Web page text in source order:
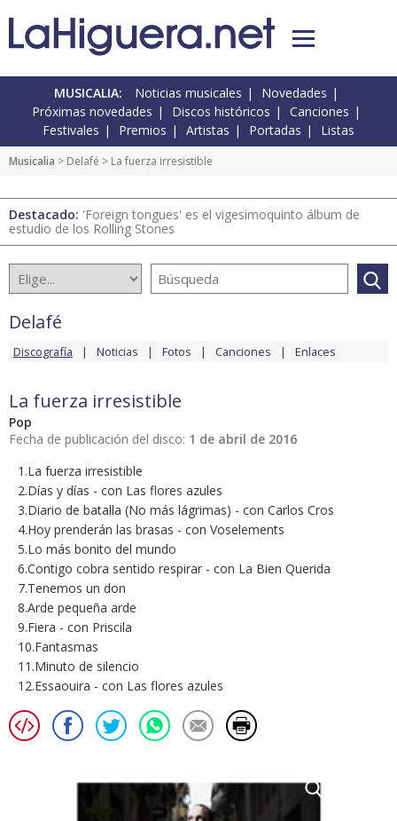
MUSICALIA: Noticias musicales
Novedades
Próximas novedades
Discos históricos
Canciones
Festivales
Premios Artistas Portadas Listas
Musicalia > Delafé > La fuerza irresistible
Destacado: 'Foreign tongues' es el vigesimoquinto álbum de
estudio de los Rolling Stones
Delafé
Discografía Noticias Fotos Canciones Enlaces
La fuerza irresistible
Pop
Fecha de publicación del disco: 1 de abril de 2016
1.La fuerza irresistible
2.Días y días - con Las flores azules
3.Diario de batalla (No más lágrimas) - con Carlos Cros
4.Hoy prenderán las brasas - con Voselements
5.Lo más bonito del mundo
6.Contigo cobra sentido respirar - con La Bien Querida
7.Tenemos un don
8.Arde pequeña arde
9.Fiera - con Priscila
10.Fantasmas
11.Minuto de silencio
12.Essaouira - con Las flores azules